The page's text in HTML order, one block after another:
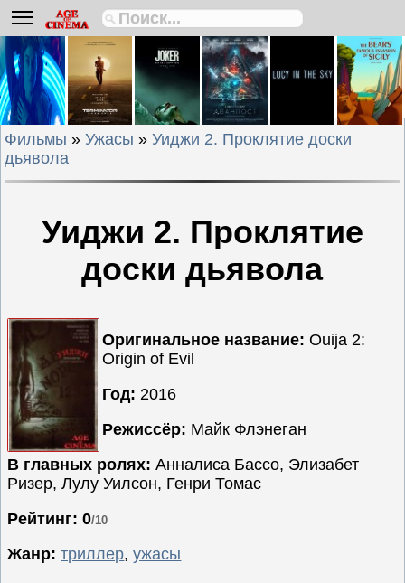
Биографии
Боевики
Вестерны
Военные
Детективы
Драмы
Комедии
Криминальные
Мелодрамы
Мюзиклы
Приключения
Русские
фильмы
Семейные
Сериалы
Спорт
Триллеры
Фантастика
Фильмы »Ужасы »Уиджи 2. Проклятие доски
дьявола
Уиджи 2. Проклятие
доски дьявола
Оригинальное название: Ouija 2:
Origin of Evil
Год: 2016
Режиссёр: Майк Флэнеган
В главных ролях: Анналиса Бассо, Элизабет
Ризер, Лулу Уилсон, Генри Томас
Рейтинг: 0/10
Жанр: триллер,ужасы